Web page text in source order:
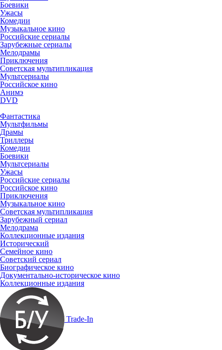
Боевики
Ужасы
Комедии
Музыкальное кино
Российские сериалы
Зарубежные сериалы
Мелодрамы
Приключения
Советская мультипликация
Мультсериалы
Российское кино
Анимэ
DVD
Фантастика
Мультфильмы
Драмы
Триллеры
Комедии
Боевики
Мультсериалы
Ужасы
Российские сериалы
Российское кино
Приключения
Музыкальное кино
Советская мультипликация
Зарубежный сериал
Мелодрама
Коллекционные издания
Исторический
Семейное кино
Советский сериал
Биографическое кино
Документально-историческое кино
Коллекционные издания
Trade-In